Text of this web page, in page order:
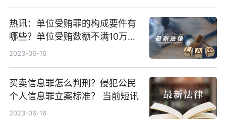
热讯：单位受贿罪的构成要件有
哪些？单位受贿数额不满10万元
不构成立案标准吗？
2023-06-16
买卖信息罪怎么判刑？侵犯公民
个人信息罪立案标准？ 当前短讯
2023-06-16